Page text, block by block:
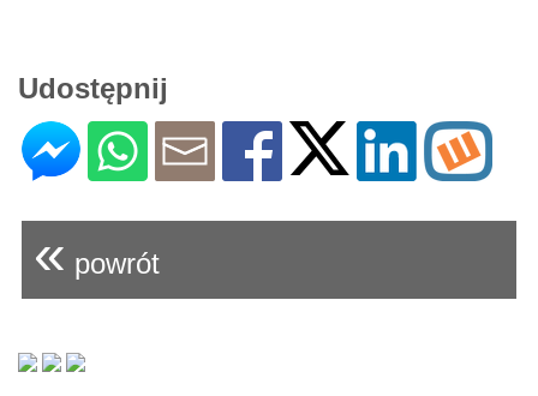
Udostępnij
« powrót